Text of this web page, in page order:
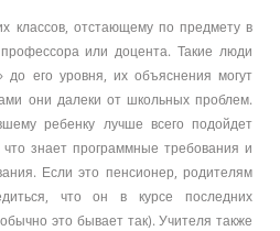
классов, отстающему по предмету в
или доцента. Такие люди
до его уровня, их объяснения могут
они далеки от школьных проблем.
ребенку лучше всего подойдет
знает программные требования и
Если это пенсионер, родителям
что он в курсе последних
это бывает так). Учителя также